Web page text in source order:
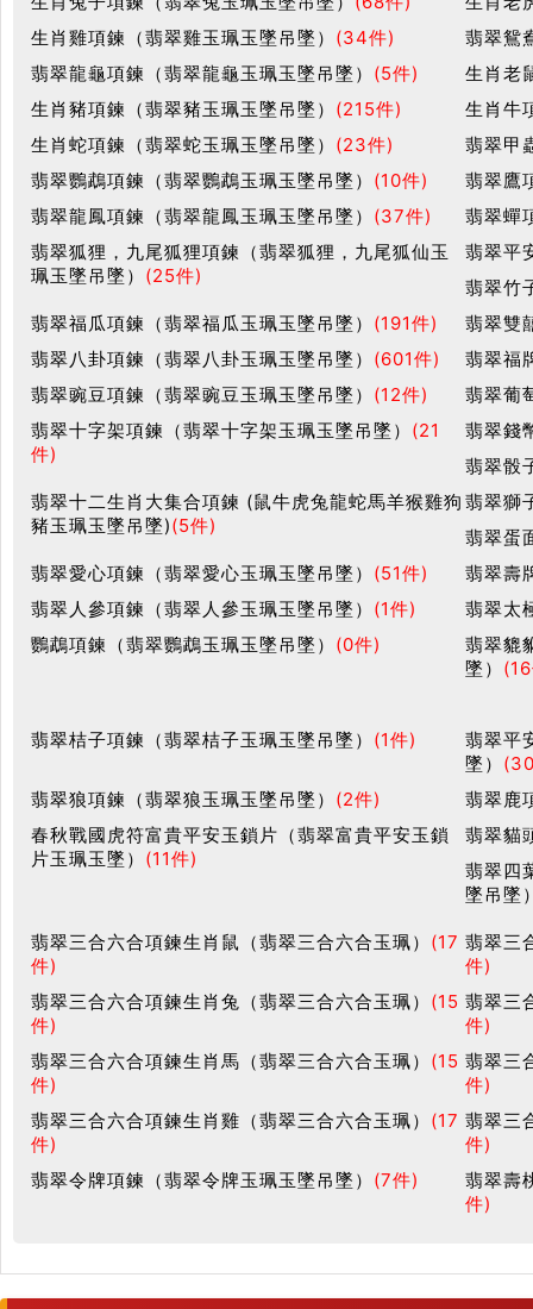
生肖雞項鍊（翡翠雞玉珮玉墜吊墜） (34件)
翡翠鴛
翡翠龍龜項鍊（翡翠龍龜玉珮玉墜吊墜） (5件)
生肖老
生肖豬項鍊（翡翠豬玉珮玉墜吊墜） (215件)
生肖牛
生肖蛇項鍊（翡翠蛇玉珮玉墜吊墜） (23件)
翡翠甲
翡翠鸚鵡項鍊（翡翠鸚鵡玉珮玉墜吊墜） (10件)
翡翠鷹
翡翠龍鳳項鍊（翡翠龍鳳玉珮玉墜吊墜） (37件)
翡翠蟬
翡翠狐狸，九尾狐狸項鍊（翡翠狐狸，九尾狐仙玉
珮玉墜吊墜） (25件)
翡翠平
翡翠竹
翡翠福瓜項鍊（翡翠福瓜玉珮玉墜吊墜） (191件)
翡翠雙
翡翠八卦項鍊（翡翠八卦玉珮玉墜吊墜） (601件)
翡翠福
翡翠豌豆項鍊（翡翠豌豆玉珮玉墜吊墜） (12件)
翡翠葡
翡翠十字架項鍊（翡翠十字架玉珮玉墜吊墜） (21
件)
翡翠錢
翡翠骰
翡翠十二生肖大集合項鍊 (鼠牛虎兔龍蛇馬羊猴雞狗
豬玉珮玉墜吊墜)(5件)
翡翠獅
翡翠蛋
翡翠愛心項鍊（翡翠愛心玉珮玉墜吊墜） (51件)
翡翠壽
翡翠人參項鍊（翡翠人參玉珮玉墜吊墜） (1件)
翡翠太
鸚鵡項鍊（翡翠鸚鵡玉珮玉墜吊墜） (0件)
翡翠貔
墜）
翡翠桔子項鍊（翡翠桔子玉珮玉墜吊墜） (1件)
翡翠平
墜）
翡翠狼項鍊（翡翠狼玉珮玉墜吊墜） (2件)
翡翠鹿
春秋戰國虎符富貴平安玉鎖片（翡翠富貴平安玉鎖
片玉珮玉墜） (11件)
翡翠貓
翡翠四
墜吊墜
翡翠三合六合項鍊生肖鼠（翡翠三合六合玉珮） (17
件)
翡翠三
件)
翡翠三合六合項鍊生肖兔（翡翠三合六合玉珮） (15
件)
翡翠三
件)
翡翠三合六合項鍊生肖馬（翡翠三合六合玉珮） (15
件)
翡翠三
件)
翡翠三合六合項鍊生肖雞（翡翠三合六合玉珮） (17
件)
翡翠三
件)
翡翠令牌項鍊（翡翠令牌玉珮玉墜吊墜） (7件)
翡翠壽
件)